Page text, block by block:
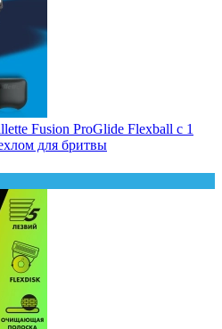
Fusion ProGlide Flexball с 1
для бритвы